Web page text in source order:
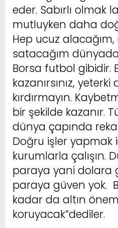
eder. Sabırlı olmak
mutluyken daha
Hep ucuz
satacağım
Borsa futbol gibidir.
kazanırsınız, yeterki
kırdırmayın.
bir şekilde kazanır.
dünya çapında
Doğru işler yapmak
kurumlarla çalışın.
paraya yani dolara
paraya güven yok.
kadar da altın
koruyacak”dediler.